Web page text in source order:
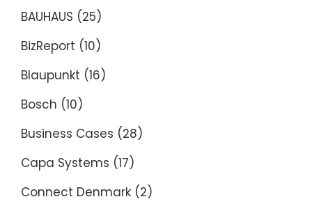
BAUHAUS (25)
BizReport (10)
Blaupunkt (16)
Bosch (10)
Business Cases (28)
Capa Systems (17)
Connect Denmark (2)